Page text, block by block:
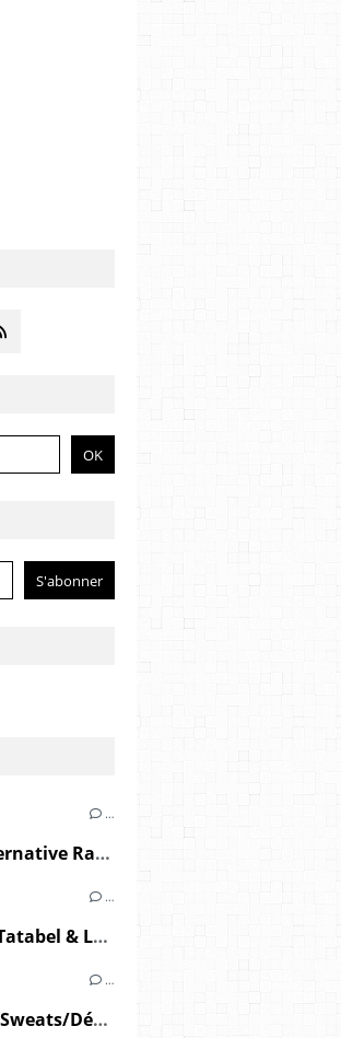
…
Vendredi 7/08: Dj set Alternative Radio / Messouflin (Ploumoguer)
…
Juin: 2 Dj Sets live: Chez Tatabel & Le Café de L'ancre
…
Précommandes T-shirts/Sweats/Débardeurs/Casquettes